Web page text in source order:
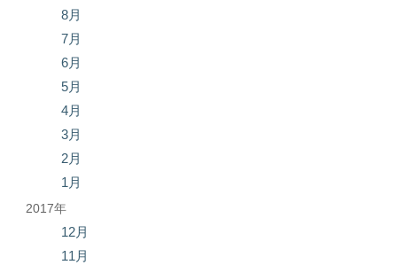
8月
7月
6月
5月
4月
3月
2月
1月
2017年
12月
11月